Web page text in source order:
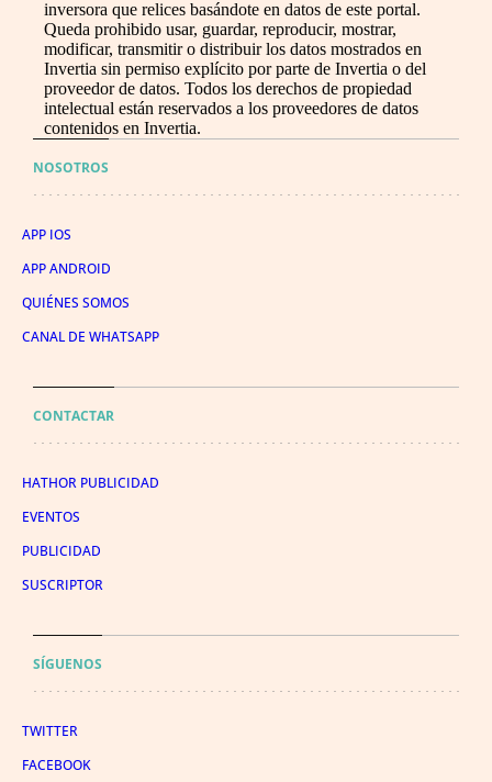
inversora que relices basándote en datos de este portal.
Queda prohibido usar, guardar, reproducir, mostrar,
modificar, transmitir o distribuir los datos mostrados en
Invertia sin permiso explícito por parte de Invertia o del
proveedor de datos. Todos los derechos de propiedad
intelectual están reservados a los proveedores de datos
contenidos en Invertia.
NOSOTROS
APP IOS
APP ANDROID
QUIÉNES SOMOS
CANAL DE WHATSAPP
CONTACTAR
HATHOR PUBLICIDAD
EVENTOS
PUBLICIDAD
SUSCRIPTOR
SÍGUENOS
TWITTER
FACEBOOK